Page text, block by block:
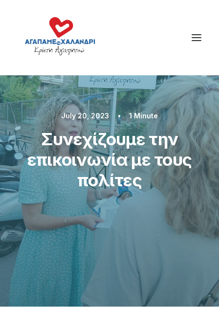
July 20, 2023 • 1 Minute
Συνεχίζουμε την
επικοινωνία με τους
πολίτες